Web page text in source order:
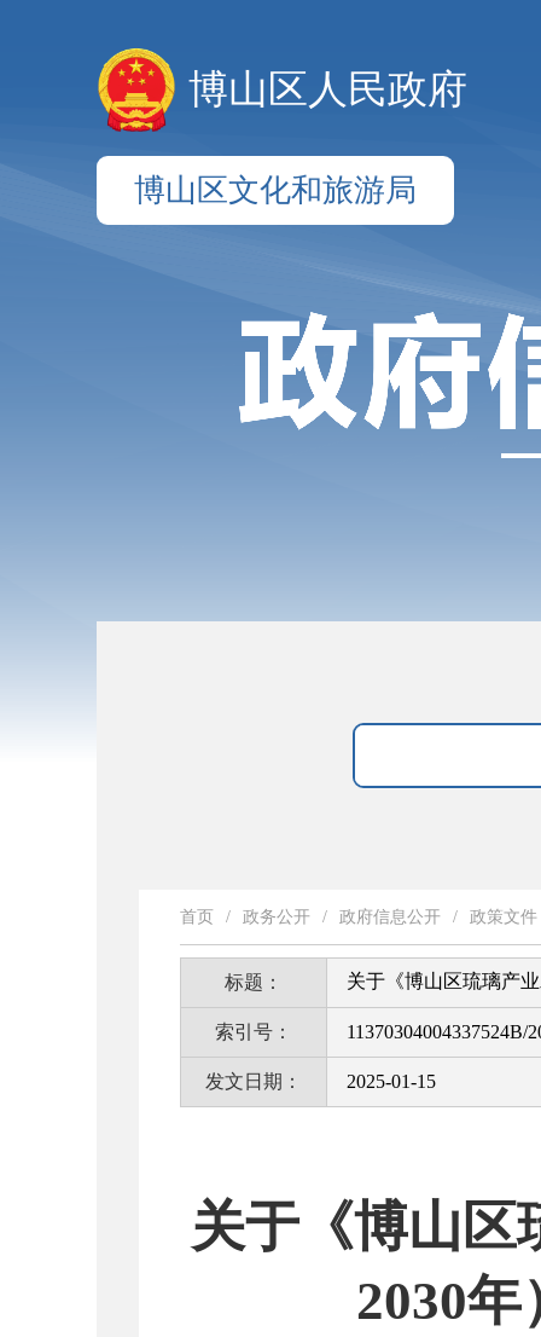
博山区人民政府
博山区文化和旅游局
首页 / 政务公开 / 政府信息公开 / 政策文件
标题： 关于《博山区琉璃产
索引号： 11370304004337524B/
发文日期： 2025-01-15
关于《博山区
2030